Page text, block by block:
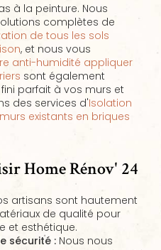
à la peinture. Nous
complètes de
de tous les sols
, et nous vous
anti-humidité appliquer
sont également
parfait à vos murs et
des services d'Isolation
existants en briques
Home Rénov' 24
artisans sont hautement
de qualité pour
et esthétique.
sécurité : Nous nous